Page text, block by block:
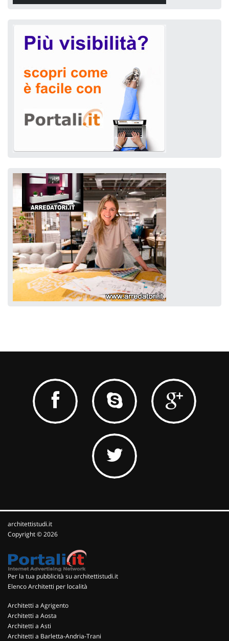
architettistudi.it
Copyright © 2026
Per la tua pubblicità su architettistudi.it
Elenco Architetti per località
Architetti a Agrigento
Architetti a Aosta
Architetti a Asti
Architetti a Barletta-Andria-Trani